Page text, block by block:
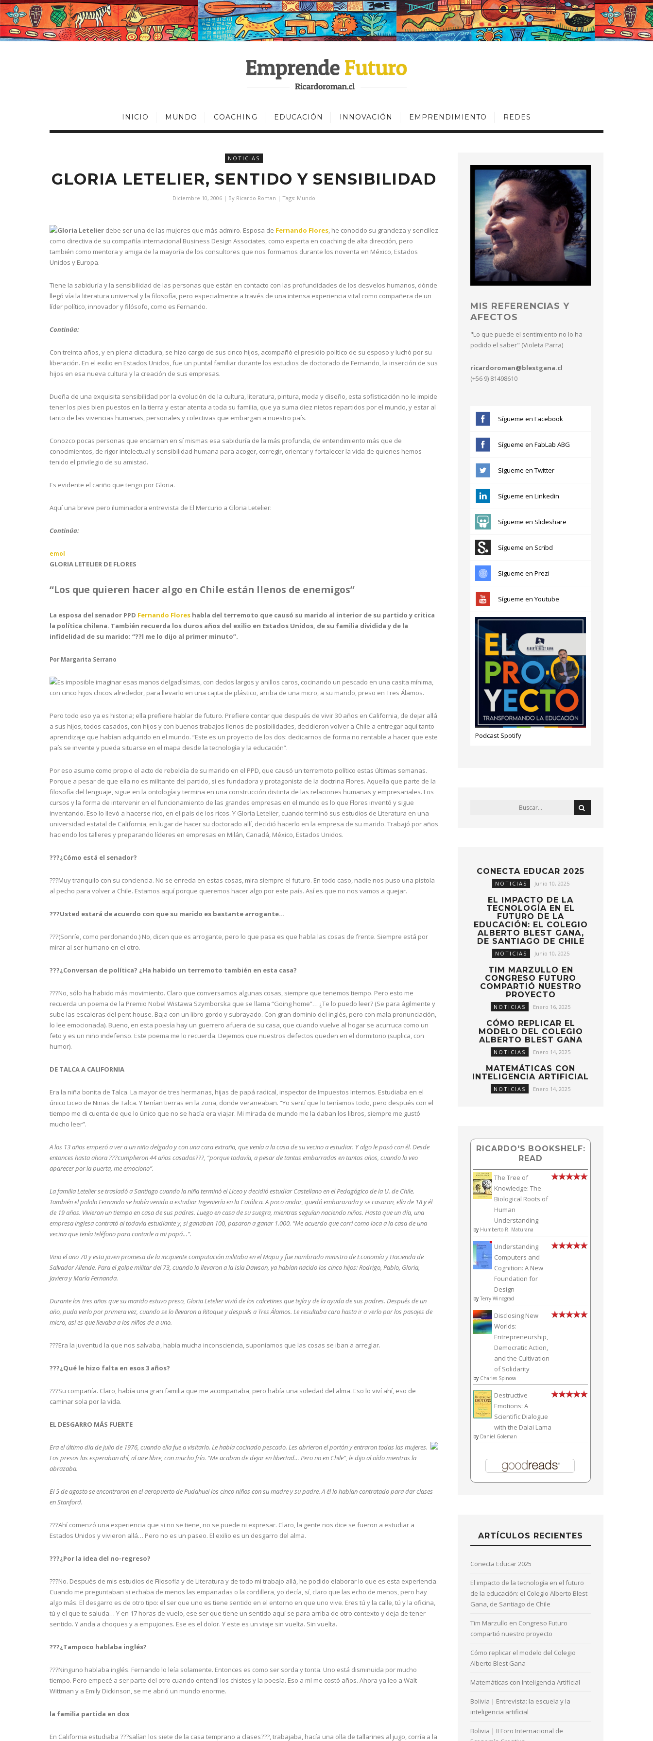
INICIO MUNDO COACHING EDUCACIÓN INNOVACIÓN EMPRENDIMIENTO REDES
NOTICIAS
GLORIA LETELIER, SENTIDO Y SENSIBILIDAD
Diciembre 10, 2006 | By Ricardo Roman | Tags: Mundo
Gloria Letelier debe ser una de las mujeres que más admiro. Esposa de Fernando Flores, he conocido su grandeza y sencillez
como directiva de su compañía internacional Business Design Associates, como experta en coaching de alta dirección, pero
también como mentora y amiga de la mayoría de los consultores que nos formamos durante los noventa en México, Estados
Unidos y Europa.
Tiene la sabiduría y la sensibilidad de las personas que están en contacto con las profundidades de los desvelos humanos, dónde
llegó vía la literatura universal y la filosofía, pero especialmente a través de una intensa experiencia vital como compañera de un
líder político, innovador y filósofo, como es Fernando.
Continúa:
Con treinta años, y en plena dictadura, se hizo cargo de sus cinco hijos, acompañó el presidio político de su esposo y luchó por su
liberación. En el exilio en Estados Unidos, fue un puntal familiar durante los estudios de doctorado de Fernando, la inserción de sus
hijos en esa nueva cultura y la creación de sus empresas.
Dueña de una exquisita sensibilidad por la evolución de la cultura, literatura, pintura, moda y diseño, esta sofisticación no le impide
tener los pies bien puestos en la tierra y estar atenta a toda su familia, que ya suma diez nietos repartidos por el mundo, y estar al
tanto de las vivencias humanas, personales y colectivas que embargan a nuestro país.
Conozco pocas personas que encarnan en sí mismas esa sabiduría de la más profunda, de entendimiento más que de
conocimientos, de rigor intelectual y sensibilidad humana para acoger, corregir, orientar y fortalecer la vida de quienes hemos
tenido el privilegio de su amistad.
Es evidente el cariño que tengo por Gloria.
Aquí una breve pero iluminadora entrevista de El Mercurio a Gloria Letelier:
Continúa:
emol
GLORIA LETELIER DE FLORES
“Los que quieren hacer algo en Chile están llenos de enemigos”
La esposa del senador PPD Fernando Flores habla del terremoto que causó su marido al interior de su partido y critica
la política chilena. También recuerda los duros años del exilio en Estados Unidos, de su familia dividida y de la
infidelidad de su marido: “??l me lo dijo al primer minuto”.
Por Margarita Serrano
Es imposible imaginar esas manos delgadísimas, con dedos largos y anillos caros, cocinando un pescado en una casita mínima,
con cinco hijos chicos alrededor, para llevarlo en una cajita de plástico, arriba de una micro, a su marido, preso en Tres Álamos.
Pero todo eso ya es historia; ella prefiere hablar de futuro. Prefiere contar que después de vivir 30 años en California, de dejar allá
a sus hijos, todos casados, con hijos y con buenos trabajos llenos de posibilidades, decidieron volver a Chile a entregar aquí tanto
aprendizaje que habían adquirido en el mundo. “Este es un proyecto de los dos: dedicarnos de forma no rentable a hacer que este
país se invente y pueda situarse en el mapa desde la tecnología y la educación”.
Por eso asume como propio el acto de rebeldía de su marido en el PPD, que causó un terremoto político estas últimas semanas.
Porque a pesar de que ella no es militante del partido, sí es fundadora y protagonista de la doctrina Flores. Aquella que parte de la
filosofía del lenguaje, sigue en la ontología y termina en una construcción distinta de las relaciones humanas y empresariales. Los
cursos y la forma de intervenir en el funcionamiento de las grandes empresas en el mundo es lo que Flores inventó y sigue
inventando. Eso lo llevó a hacerse rico, en el país de los ricos. Y Gloria Letelier, cuando terminó sus estudios de Literatura en una
universidad estatal de California, en lugar de hacer su doctorado allí, decidió hacerlo en la empresa de su marido. Trabajó por años
haciendo los talleres y preparando líderes en empresas en Milán, Canadá, México, Estados Unidos.
???¿Cómo está el senador?
???Muy tranquilo con su conciencia. No se enreda en estas cosas, mira siempre el futuro. En todo caso, nadie nos puso una pistola
al pecho para volver a Chile. Estamos aquí porque queremos hacer algo por este país. Así es que no nos vamos a quejar.
???Usted estará de acuerdo con que su marido es bastante arrogante…
???(Sonríe, como perdonando.) No, dicen que es arrogante, pero lo que pasa es que habla las cosas de frente. Siempre está por
mirar al ser humano en el otro.
???¿Conversan de política? ¿Ha habido un terremoto también en esta casa?
???No, sólo ha habido más movimiento. Claro que conversamos algunas cosas, siempre que tenemos tiempo. Pero esto me
recuerda un poema de la Premio Nobel Wistawa Szymborska que se llama “Going home”… ¿Te lo puedo leer? (Se para ágilmente y
sube las escaleras del pent house. Baja con un libro gordo y subrayado. Con gran dominio del inglés, pero con mala pronunciación,
lo lee emocionada). Bueno, en esta poesía hay un guerrero afuera de su casa, que cuando vuelve al hogar se acurruca como un
feto y es un niño indefenso. Este poema me lo recuerda. Dejemos que nuestros defectos queden en el dormitorio (suplica, con
humor).
DE TALCA A CALIFORNIA
Era la niña bonita de Talca. La mayor de tres hermanas, hijas de papá radical, inspector de Impuestos Internos. Estudiaba en el
único Liceo de Niñas de Talca. Y tenían tierras en la zona, donde veraneaban. “Yo sentí que lo teníamos todo, pero después con el
tiempo me di cuenta de que lo único que no se hacía era viajar. Mi mirada de mundo me la daban los libros, siempre me gustó
mucho leer”.
A los 13 años empezó a ver a un niño delgado y con una cara extraña, que venía a la casa de su vecino a estudiar. Y algo le pasó con él. Desde
entonces hasta ahora ???cumplieron 44 años casados???, “porque todavía, a pesar de tantas embarradas en tantos años, cuando lo veo
aparecer por la puerta, me emociono”.
La familia Letelier se trasladó a Santiago cuando la niña terminó el Liceo y decidió estudiar Castellano en el Pedagógico de la U. de Chile.
También el pololo Fernando se había venido a estudiar Ingeniería en la Católica. A poco andar, quedó embarazada y se casaron, ella de 18 y él
de 19 años. Vivieron un tiempo en casa de sus padres. Luego en casa de su suegra, mientras seguían naciendo niños. Hasta que un día, una
empresa inglesa contrató al todavía estudiante y, si ganaban 100, pasaron a ganar 1.000. “Me acuerdo que corrí como loca a la casa de una
vecina que tenía teléfono para contarle a mi papá…”.
Vino el año 70 y esta joven promesa de la incipiente computación militaba en el Mapu y fue nombrado ministro de Economía y Hacienda de
Salvador Allende. Para el golpe militar del 73, cuando lo llevaron a la Isla Dawson, ya habían nacido los cinco hijos: Rodrigo, Pablo, Gloria,
Javiera y María Fernanda.
Durante los tres años que su marido estuvo preso, Gloria Letelier vivió de los calcetines que tejía y de la ayuda de sus padres. Después de un
año, pudo verlo por primera vez, cuando se lo llevaron a Ritoque y después a Tres Álamos. Le resultaba caro hasta ir a verlo por los pasajes de
micro, así es que llevaba a los niños de a uno.
???Era la juventud la que nos salvaba, había mucha inconsciencia, suponíamos que las cosas se iban a arreglar.
???¿Qué le hizo falta en esos 3 años?
???Su compañía. Claro, había una gran familia que me acompañaba, pero había una soledad del alma. Eso lo viví ahí, eso de
caminar sola por la vida.
EL DESGARRO MÁS FUERTE
Era el último día de julio de 1976, cuando ella fue a visitarlo. Le había cocinado pescado. Les abrieron el portón y entraron todas las mujeres.
Los presos las esperaban ahí, al aire libre, con mucho frío. “Me acaban de dejar en libertad… Pero no en Chile”, le dijo al oído mientras la
abrazaba.
El 5 de agosto se encontraron en el aeropuerto de Pudahuel los cinco niños con su madre y su padre. A él lo habían contratado para dar clases
en Stanford.
???Ahí comenzó una experiencia que si no se tiene, no se puede ni expresar. Claro, la gente nos dice se fueron a estudiar a
Estados Unidos y vivieron allá… Pero no es un paseo. El exilio es un desgarro del alma.
???¿Por la idea del no-regreso?
???No. Después de mis estudios de Filosofía y de Literatura y de todo mi trabajo allá, he podido elaborar lo que es esta experiencia.
Cuando me preguntaban si echaba de menos las empanadas o la cordillera, yo decía, sí, claro que las echo de menos, pero hay
algo más. El desgarro es de otro tipo: el ser que uno es tiene sentido en el entorno en que uno vive. Eres tú y la calle, tú y la oficina,
tú y el que te saluda… Y en 17 horas de vuelo, ese ser que tiene un sentido aquí se para arriba de otro contexto y deja de tener
sentido. Y anda a choques y a empujones. Ese es el dolor. Y este es un viaje sin vuelta. Sin vuelta.
???¿Tampoco hablaba inglés?
???Ninguno hablaba inglés. Fernando lo leía solamente. Entonces es como ser sorda y tonta. Uno está disminuida por mucho
tiempo. Pero empecé a ser parte del otro cuando entendí los chistes y la poesía. Eso a mí me costó años. Ahora ya leo a Walt
Wittman y a Emily Dickinson, se me abrió un mundo enorme.
la familia partida en dos
En California estudiaba ???salían los siete de la casa temprano a clases???, trabajaba, hacía una olla de tallarines al jugo, corría a la
MIS REFERENCIAS Y
AFECTOS
"Lo que puede el sentimiento no lo ha
podido el saber" (Violeta Parra)
ricardoroman@blestgana.cl
(+56 9) 81498610
Sígueme en Facebook
Sígueme en FabLab ABG
Sígueme en Twitter
Sígueme en Linkedin
Sígueme en Slideshare
Sígueme en Scribd
Sígueme en Prezi
Sígueme en Youtube
Podcast Spotify
CONECTA EDUCAR 2025
NOTICIAS Junio 10, 2025
EL IMPACTO DE LA
TECNOLOGÍA EN EL
FUTURO DE LA
EDUCACIÓN: EL COLEGIO
ALBERTO BLEST GANA,
DE SANTIAGO DE CHILE
NOTICIAS Junio 10, 2025
TIM MARZULLO EN
CONGRESO FUTURO
COMPARTIÓ NUESTRO
PROYECTO
NOTICIAS Enero 16, 2025
CÓMO REPLICAR EL
MODELO DEL COLEGIO
ALBERTO BLEST GANA
NOTICIAS Enero 14, 2025
MATEMÁTICAS CON
INTELIGENCIA ARTIFICIAL
NOTICIAS Enero 14, 2025
RICARDO'S BOOKSHELF:
READ
The Tree of
Knowledge: The
Biological Roots of
Human
Understanding
by Humberto R. Maturana
Understanding
Computers and
Cognition: A New
Foundation for
Design
by Terry Winograd
Disclosing New
Worlds:
Entrepreneurship,
Democratic Action,
and the Cultivation
of Solidarity
by Charles Spinosa
Destructive
Emotions: A
Scientific Dialogue
with the Dalai Lama
by Daniel Goleman
ARTÍCULOS RECIENTES
Conecta Educar 2025
El impacto de la tecnología en el futuro
de la educación: el Colegio Alberto Blest
Gana, de Santiago de Chile
Tim Marzullo en Congreso Futuro
compartió nuestro proyecto
Cómo replicar el modelo del Colegio
Alberto Blest Gana
Matemáticas con Inteligencia Artificial
Bolivia | Entrevista: la escuela y la
inteligencia artificial
Bolivia | II Foro Internacional de